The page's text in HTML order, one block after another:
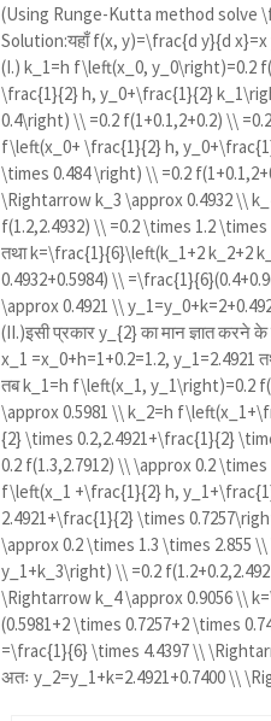
(Using Runge-Kutta method solve
Solution:यहाँf(x, y)=\frac{d y}{d x}=x
(I.)k_1=h f\left(x_0, y_0\right)=0.2
\frac{1}{2} h, y_0+\frac{1}{2}
0.4\right) \\ =0.2 f(1+0.1,2+0.2) \\
f\left(x_0+ \frac{1}{2} h,
\times 0.484 \right) \\ =0.2
\Rightarrow k_3 \approx 0.4932 \\
f(1.2,2.4932) \\ =0.2 \times 1.2
तथाk=\frac{1}{6}\left(k_1+2 k_2+2
0.4932+0.5984) \\
\approx 0.4921 \\
(II.)इसी प्रकारy_{2}का मान ज्ञात करने के
x_1 =x_0+h=1+0.2=1.2, y_1=2.4921
तबk_1=h f\left(x_1, y_1\right)=0.2
\approx 0.5981 \\ k_2=h
{2} \times 0.2,2.4921+\frac{1}{2}
0.2 f(1.3,2.7912) \\ \approx 0.2
f\left(x_1 +\frac{1}{2} h,
2.4921+\frac{1}{2} \times
\approx 0.2 \times 1.3 \times 2.855
y_1+k_3\right) \\ =0.2
\Rightarrow k_4 \approx 0.9056 \\
(0.5981+2 \times 0.7257+2 \times
=\frac{1}{6} \times 4.4397 \\
अतःy_2=y_1+k=2.4921+0.7400 \\